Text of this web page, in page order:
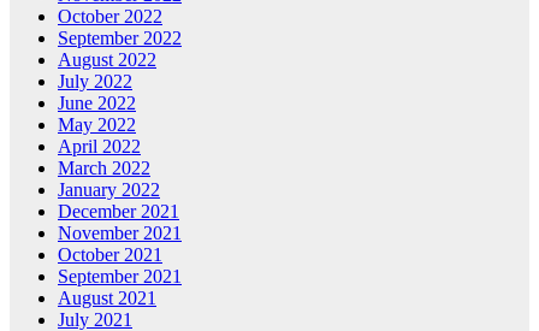
October 2022
September 2022
August 2022
July 2022
June 2022
May 2022
April 2022
March 2022
January 2022
December 2021
November 2021
October 2021
September 2021
August 2021
July 2021